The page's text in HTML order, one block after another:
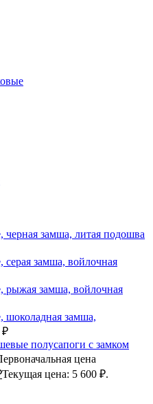
замша, литая подошва
замша, войлочная
замша, войлочная
замша,
₽
полусапоги с замком
цена
Текущая цена: 5 600 ₽.